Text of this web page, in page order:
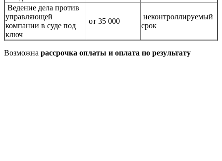
Ведение дела против
управляющей
компании в суде под
ключ
от 35 000
неконтроллируемый
срок
Возможна рассрочка оплаты и оплата по результату